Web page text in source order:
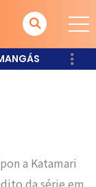
a Katamari
da série em